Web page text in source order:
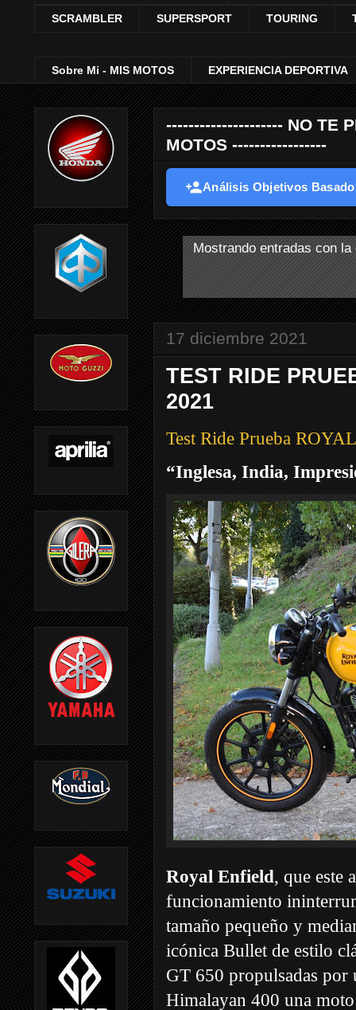
SCRAMBLER SUPERSPORT TOURING
Sobre Mi - MIS MOTOS EXPERIENCIA DEPORTIVA
--------------------- NO TE
MOTOS -----------------
Análisis Objetivos
Mostrando entradas con
17 diciembre 2021
TEST RIDE
2021
Test Ride Prueba
“Inglesa, India,
Royal Enfield, que este
funcionamiento
tamaño pequeño y
icónica Bullet de estilo
GT 650 propulsadas
Himalayan 400 una